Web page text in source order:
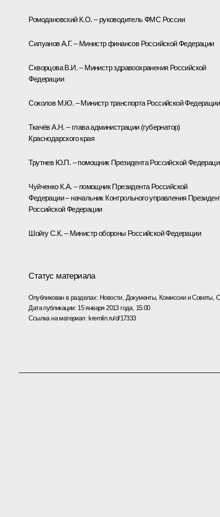
Ромодановский К.О. – руководитель ФМС России
Силуанов А.Г. – Министр финансов Российской Федерации
Скворцова В.И. – Министр здравоохранения Российской
Федерации
Соколов М.Ю. – Министр транспорта Российской Федерации
Ткачёв А.Н. – глава администрации (губернатор)
Краснодарского края
Трутнев Ю.П. – помощник Президента Российской
Чуйченко К.А. – помощник Президента Российской
Федерации – начальник Контрольного управления
Российской Федерации
Шойгу С.К. – Министр обороны Российской Федерации
Статус материала
Опубликован в разделах: Новости, Документы, Комиссии и Советы,
Дата публикации: 15 января 2013 года, 15:00
Ссылка на материал: kremlin.ru/d/17333